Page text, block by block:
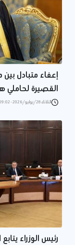
إعفاء متبادل
القصيرة لحاملي
الثلاثاء 28/يوليو/2026 - 09:02 م
رئيس الوزراء